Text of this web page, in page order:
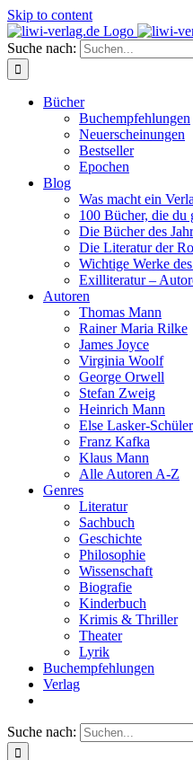
Skip to content
Suche nach:
Bücher
Buchempfehlungen
Neuerscheinungen
Bestseller
Epochen
Blog
Was macht ein
100 Bücher, die du
Die Bücher des
Die Literatur der
Wichtige Werke
Exilliteratur –
Autoren
Thomas Mann
Rainer Maria Rilke
James Joyce
Virginia Woolf
George Orwell
Stefan Zweig
Heinrich Mann
Else Lasker-Schüler
Franz Kafka
Klaus Mann
Alle Autoren A-Z
Genres
Literatur
Sachbuch
Geschichte
Philosophie
Wissenschaft
Biografie
Kinderbuch
Krimis & Thriller
Theater
Lyrik
Buchempfehlungen
Verlag
Suche nach: